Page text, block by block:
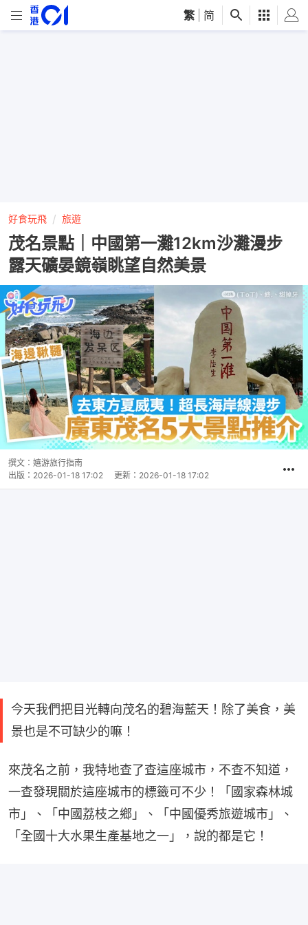
繁 简
好食玩飛 旅遊
茂名景點｜中國第一灘12km沙灘漫步
露天礦晏鏡嶺眺望自然美景
撰文： 嬉游旅行指南
出版： 2026-01-18 17:02 更新： 2026-01-18 17:02
今天我們把目光轉向茂名的碧海藍天！除了美食，美
景也是不可缺少的嘛！
來茂名之前，我特地查了查這座城市，不查不知道，
一查發現關於這座城市的標籤可不少！「國家森林城
市」、「中國荔枝之鄉」、「中國優秀旅遊城市」、
「全國十大水果生產基地之一」，說的都是它！